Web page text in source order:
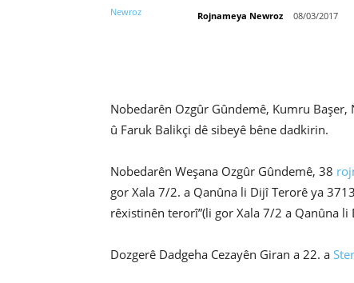
Rojnameya Newroz 08/03/2017
Nobedarên Ozgûr Gûndemê, Kumru
û Faruk Balikçi dê sibeyê bêne dadkirin.
Nobedarên Weşana Ozgûr Gûndemê, 38
gor Xala 7/2. a Qanûna li Dijî Terorê ya
rêxistinên terorî”(li gor Xala 7/2 a Qanûna
Dozgerê Dadgeha Cezayên Giran a 22. a